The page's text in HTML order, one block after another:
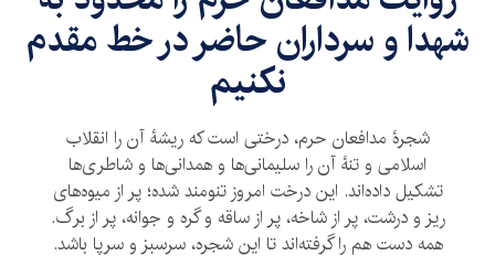
شهدا و سرداران حاضر در خط مقدم
نکنیم
شجرۀ مدافعان حرم، درختی است که ریشۀ آن را انقلاب
اسلامی و تنۀ آن‌ را سلیمانی‌ها و همدانی‌ها و شاطری‌ها
تشکیل داده‌اند. این درخت امروز تنومند شده؛ پر از میوه‌های
ریز و درشت، پر از شاخه‌، پر از ساقه و گره و جوانه، پر از برگ.
همه‌ دست هم را گرفته‌اند تا این شجره، سرسبز و سرپا باشد.